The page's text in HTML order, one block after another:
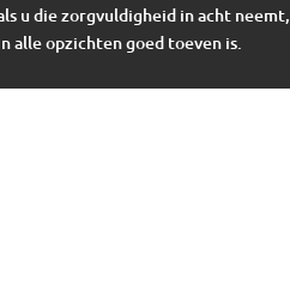
u die zorgvuldigheid in acht neemt,
alle opzichten goed toeven is.